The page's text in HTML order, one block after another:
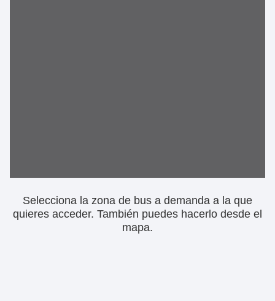
Selecciona la zona de bus a demanda a la que
quieres acceder. También puedes hacerlo desde el
mapa.